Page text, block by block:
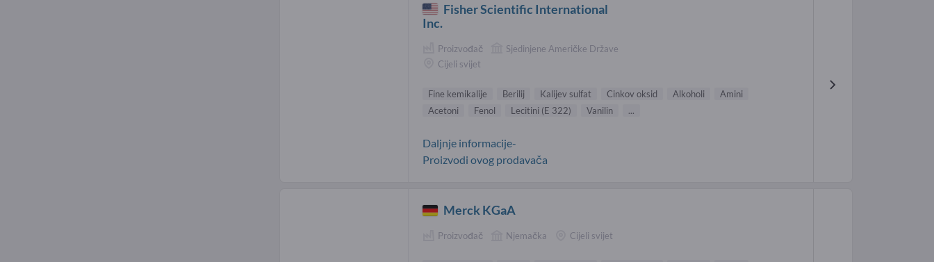
Fisher Scientific International
Inc.
Proizvođač
Sjedinjene Američke Države
Cijeli svijet
Fine kemikalije Berilij Kalijev sulfat Cinkov oksid Alkoholi
Amini
Acetoni
Fenol Lecitini (E 322) Vanilin ...
Daljnje informacije-
Proizvodi ovog prodavača
Merck KGaA
Proizvođač Njemačka Cijeli svijet